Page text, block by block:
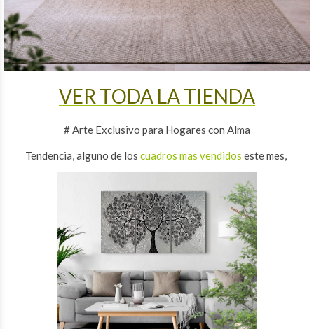
VER TODA LA TIENDA
# Arte Exclusivo para Hogares con Alma
Tendencia, alguno de los cuadros mas vendidos este mes,